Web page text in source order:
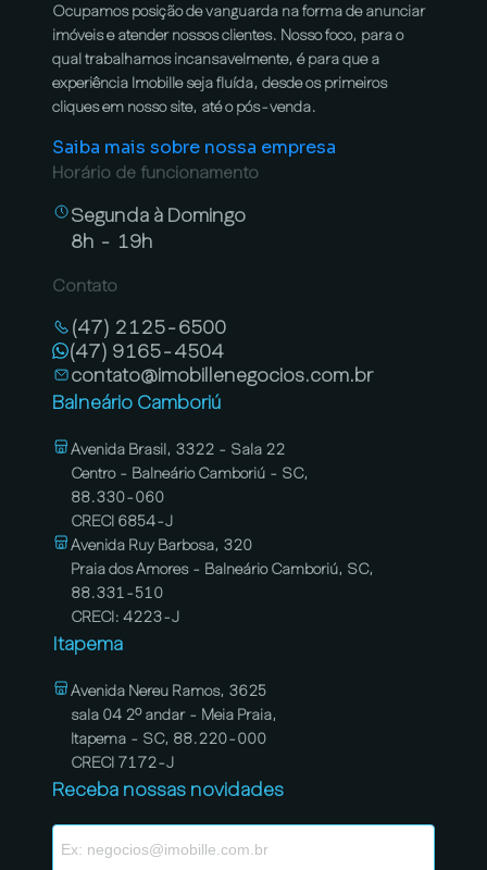
Ocupamos posição de vanguarda na forma de anunciar
imóveis e atender nossos clientes. Nosso foco, para o
qual trabalhamos incansavelmente, é para que a
experiência Imobille seja fluída, desde os primeiros
cliques em nosso site, até o pós-venda.
Saiba mais sobre nossa empresa
Horário de funcionamento
Segunda à Domingo
8h - 19h
Contato
(47) 2125-6500
(47) 9165-4504
contato@imobillenegocios.com.br
Balneário Camboriú
Avenida Brasil, 3322 - Sala 22
Centro - Balneário Camboriú - SC,
88.330-060
CRECI 6854-J
Avenida Ruy Barbosa, 320
Praia dos Amores - Balneário Camboriú, SC,
88.331-510
CRECI: 4223-J
Itapema
Avenida Nereu Ramos, 3625
sala 04 2º andar - Meia Praia,
Itapema - SC, 88.220-000
CRECI 7172-J
Receba nossas novidades